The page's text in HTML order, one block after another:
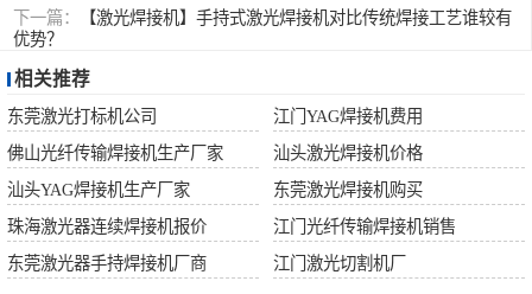
下一篇：
【激光焊接机】手持式激光焊接机对比传统焊接工艺谁较有
优势？
相关推荐
东莞激光打标机公司
江门YAG焊接机费用
佛山光纤传输焊接机生产厂家
汕头激光焊接机价格
汕头YAG焊接机生产厂家
东莞激光焊接机购买
珠海激光器连续焊接机报价
江门光纤传输焊接机销售
东莞激光器手持焊接机厂商
江门激光切割机厂